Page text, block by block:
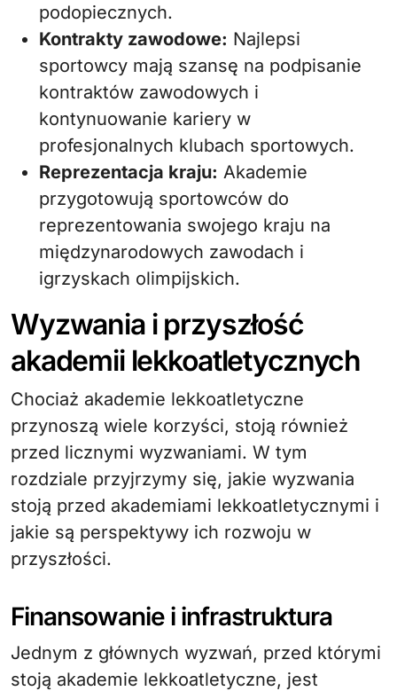
podopiecznych.
Kontrakty zawodowe: Najlepsi
sportowcy mają szansę na podpisanie
kontraktów zawodowych i
kontynuowanie kariery w
profesjonalnych klubach sportowych.
Reprezentacja kraju: Akademie
przygotowują sportowców do
reprezentowania swojego kraju na
międzynarodowych zawodach i
igrzyskach olimpijskich.
Wyzwania i przyszłość
akademii lekkoatletycznych
Chociaż akademie lekkoatletyczne
przynoszą wiele korzyści, stoją również
przed licznymi wyzwaniami. W tym
rozdziale przyjrzymy się, jakie wyzwania
stoją przed akademiami lekkoatletycznymi i
jakie są perspektywy ich rozwoju w
przyszłości.
Finansowanie i infrastruktura
Jednym z głównych wyzwań, przed którymi
stoją akademie lekkoatletyczne, jest